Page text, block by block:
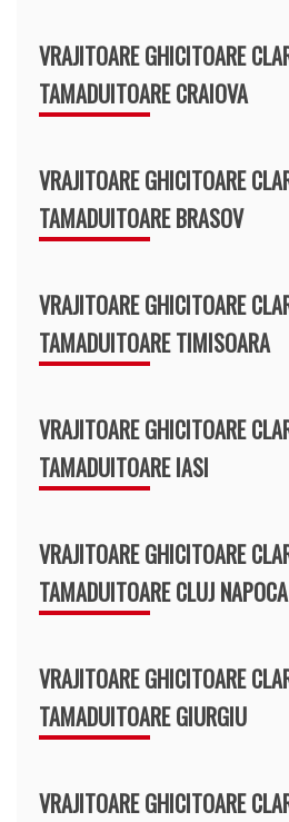
VRAJITOARE GHICITOARE
TAMADUITOARE CRAIOVA
VRAJITOARE GHICITOARE
TAMADUITOARE BRASOV
VRAJITOARE GHICITOARE
TAMADUITOARE TIMISOARA
VRAJITOARE GHICITOARE
TAMADUITOARE IASI
VRAJITOARE GHICITOARE
TAMADUITOARE CLUJ NAPOCA
VRAJITOARE GHICITOARE
TAMADUITOARE GIURGIU
VRAJITOARE GHICITOARE